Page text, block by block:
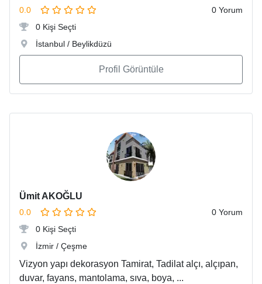
0.0
0 Yorum
0 Kişi Seçti
İstanbul / Beylikdüzü
Profil Görüntüle
Ümit AKOĞLU
0.0
0 Yorum
0 Kişi Seçti
İzmir / Çeşme
Vizyon yapı dekorasyon Tamirat, Tadilat alçı, alçıpan,
duvar, fayans, mantolama, sıva, boya, ...